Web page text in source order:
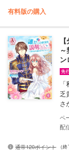
有料版の購入
ン
乏
さ
配
通常120ポイント （